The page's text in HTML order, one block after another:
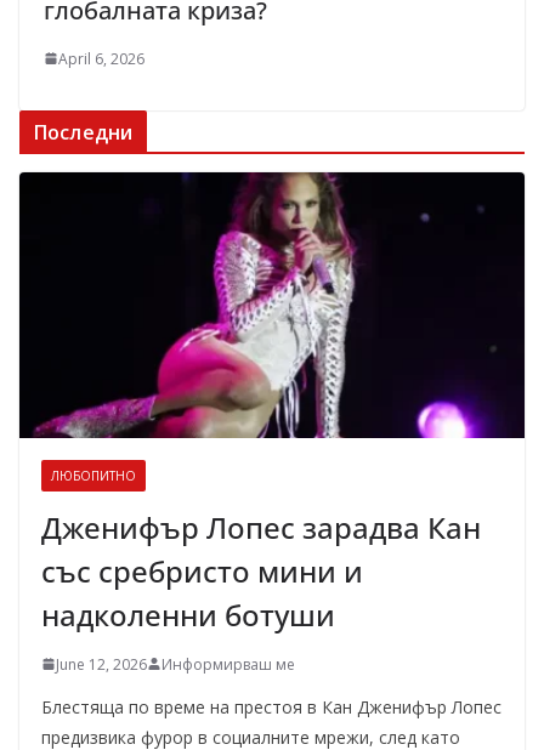
глобалната криза?
April 6, 2026
Последни
ЛЮБОПИТНО
Дженифър Лопес зарадва Кан
със сребристо мини и
надколенни ботуши
June 12, 2026 Информирваш ме
Блестяща по време на престоя в Кан Дженифър Лопес
предизвика фурор в социалните мрежи, след като